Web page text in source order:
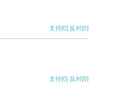
支持[0] 反对[0]
支持[0] 反对[0]